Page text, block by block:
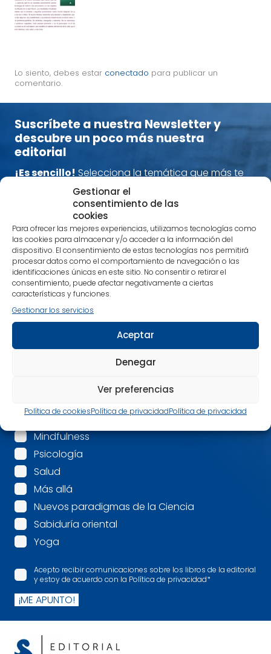
Gestionar el
consentimiento de las
cookies
Para ofrecer las mejores experiencias, utilizamos tecnologías como
las cookies para almacenar y/o acceder a la información del
dispositivo. El consentimiento de estas tecnologías nos permitirá
procesar datos como el comportamiento de navegación o las
identificaciones únicas en este sitio. No consentir o retirar el
consentimiento, puede afectar negativamente a ciertas
características y funciones.
Gestionar los servicios
Aceptar
Denegar
Ver preferencias
Política de cookiesPolítica de privacidadPolítica de privacidad
Lo siento, debes estar conectado para publicar un
comentario.
Suscríbete a nuestra Newsletter y
descubre un poco más nuestra
editorial
¡Es sencillo! Selecciona la temática que más te
interese y estarás al día tanto de nuestras
publicaciones más recientes como de noticias
relacionadas con nuestra editorial.
Nos encanta compartir contigo tu pasión por los
libros que despiertan una nueva conciencia.
Alimenta cuerpo, mente y espíritu con nuestras
recomendaciones.
¡Estamos en contacto!
Nombre*
Espiritualidad
Mindfulness
Psicología
Salud
Más allá
Nuevos paradigmas de la Ciencia
Sabiduría oriental
Yoga
Acepto recibir comunicaciones sobre los libros de la editorial
y estoy de acuerdo con la Política de privacidad*
¡ME APUNTO!